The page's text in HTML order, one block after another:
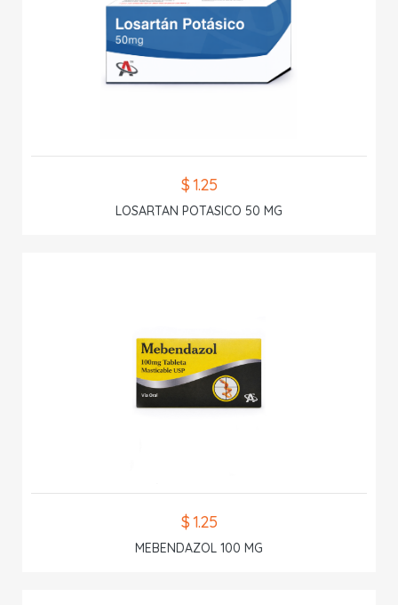
$ 1.25
LOSARTAN POTASICO 50 MG
$ 1.25
MEBENDAZOL 100 MG